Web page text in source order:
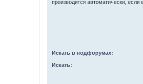
производится автоматически,
Искать в подфорумах:
Искать: